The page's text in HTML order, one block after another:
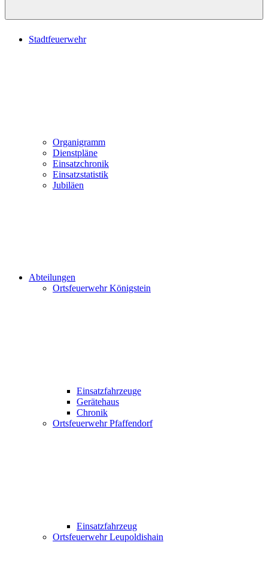
Stadtfeuerwehr
Organigramm
Dienstpläne
Einsatzchronik
Einsatzstatistik
Jubiläen
Abteilungen
Ortsfeuerwehr Königstein
Einsatzfahrzeuge
Gerätehaus
Chronik
Ortsfeuerwehr Pfaffendorf
Einsatzfahrzeug
Ortsfeuerwehr Leupoldishain